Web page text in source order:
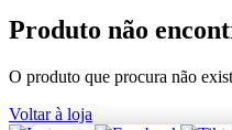
+de 36.000 reviews
Produto não
O produto que procura não
Voltar à loja